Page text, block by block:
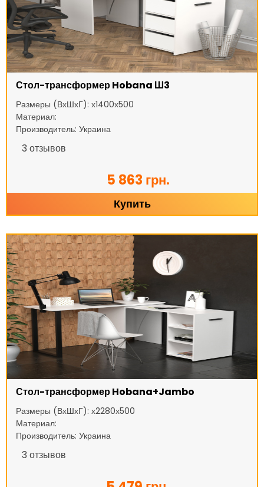
Стол-трансформер Hobana Ш3
Размеры (ВхШхГ): х1400х500
Материал:
Производитель: Украина
3 отзывов
5 863 грн.
Купить
Стол-трансформер Hobana+Jambo
Размеры (ВхШхГ): х2280х500
Материал:
Производитель: Украина
3 отзывов